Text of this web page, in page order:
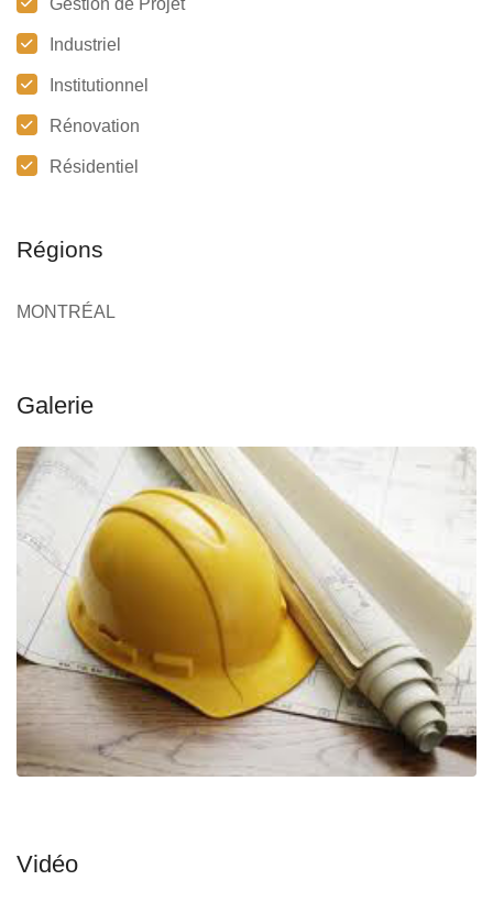
Gestion de Projet
Industriel
Institutionnel
Rénovation
Résidentiel
Régions
MONTRÉAL